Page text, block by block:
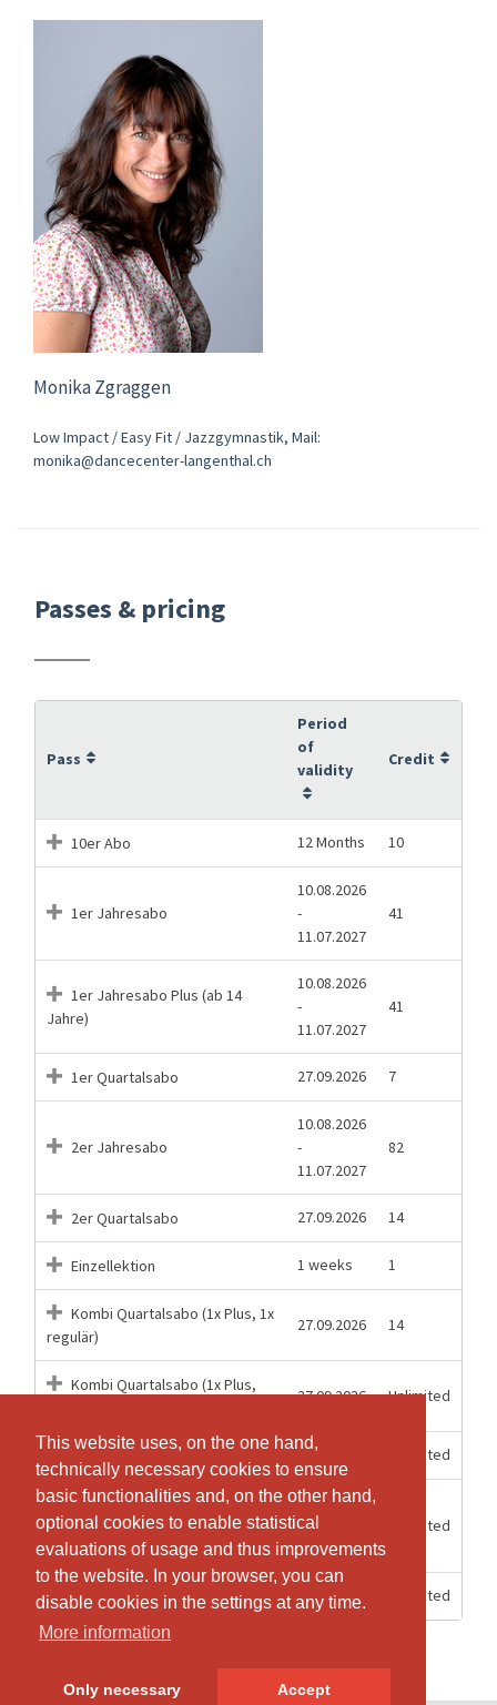
This website uses, on the one hand,
technically necessary cookies to ensure
basic functionalities and, on the other hand,
optional cookies to enable statistical
evaluations of usage and thus improvements
to the website. In your browser, you can
disable cookies in the settings at any time.
More information
Only necessary Accept
This website uses, on the one hand,
technically necessary cookies to ensure
basic functionalities and, on the other hand,
optional cookies to enable statistical
evaluations of usage and thus improvements
to the website. In your browser, you can
disable cookies in the settings at any time.
More information
Only necessary Accept
Monika Zgraggen
Low Impact / Easy Fit / Jazzgymnastik, Mail:
monika@dancecenter-langenthal.ch
Passes & pricing
Pass
Period
of
validity
Credit
10er Abo 12 Months 10
1er Jahresabo
10.08.2026
-
11.07.2027
41
1er Jahresabo Plus (ab 14
Jahre)
10.08.2026
-
11.07.2027
41
1er Quartalsabo 27.09.2026 7
2er Jahresabo
10.08.2026
-
11.07.2027
82
2er Quartalsabo 27.09.2026 14
Einzellektion 1 weeks 1
Kombi Quartalsabo (1x Plus, 1x
regulär)
27.09.2026 14
Kombi Quartalsabo (1x Plus,
27.09.2026 Unlimited
Schnupperwoche 7 Days Unlimited
unbeschränktes Jahresabo
10.08.2026
-
11.07.2027
Unlimited
unbeschränktes Quartalsabo 27.09.2026 Unlimited